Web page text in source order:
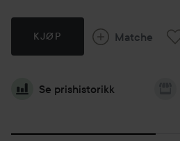
KJØP Matche
Se prishistorikk